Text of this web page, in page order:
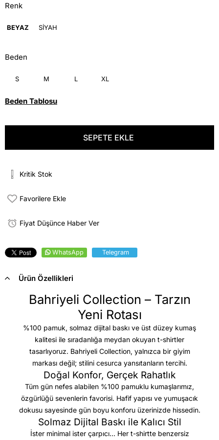
Renk
BEYAZ SİYAH
Beden
S M L XL
Beden Tablosu
Kritik Stok
Favorilere Ekle
Fiyat Düşünce Haber Ver
WhatsApp Telegram
Ürün Özellikleri
Bahriyeli Collection – Tarzın
Yeni Rotası
%100 pamuk, solmaz dijital baskı ve üst düzey kumaş
kalitesi ile sıradanlığa meydan okuyan t-shirtler
tasarlıyoruz. Bahriyeli Collection, yalnızca bir giyim
markası değil; stilini cesurca yansıtanların tercihi.
Doğal Konfor, Gerçek Rahatlık
Tüm gün nefes alabilen %100 pamuklu kumaşlarımız,
özgürlüğü sevenlerin favorisi. Hafif yapısı ve yumuşacık
dokusu sayesinde gün boyu konforu üzerinizde hissedin.
Solmaz Dijital Baskı ile Kalıcı Stil
İster minimal ister çarpıcı… Her t-shirtte benzersiz